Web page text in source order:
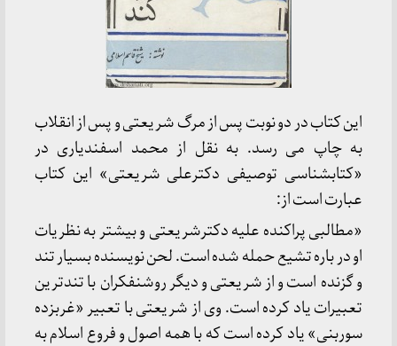
این کتاب در دو نوبت پس از مرگ شریعتی و پس از انقلاب
به چاپ می رسد. به نقل از محمد اسفندیاری در
«کتابشناسی توصیفی دکترعلی شریعتی» این کتاب
عبارت است از:
«مطالبی پراکنده علیه دکترشریعتی و بیشتر به نظریات
او در باره تشیع حمله شده است. لحن نویسنده بسیار تند
و گزنده است و از شریعتی و دیگر روشنفکران با تندترین
تعبیرات یاد کرده است. وی از شریعتی با تعبیر «غربزده
سوربنی» یاد کرده است که با همه اصول و فروع اسلام به